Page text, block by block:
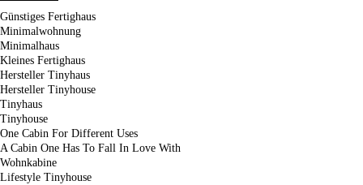
Günstiges Fertighaus
Minimalwohnung
Minimalhaus
Kleines Fertighaus
Hersteller Tinyhaus
Hersteller Tinyhouse
Tinyhaus
Tinyhouse
One Cabin For Different Uses
A Cabin One Has To Fall In Love With
Wohnkabine
Lifestyle Tinyhouse